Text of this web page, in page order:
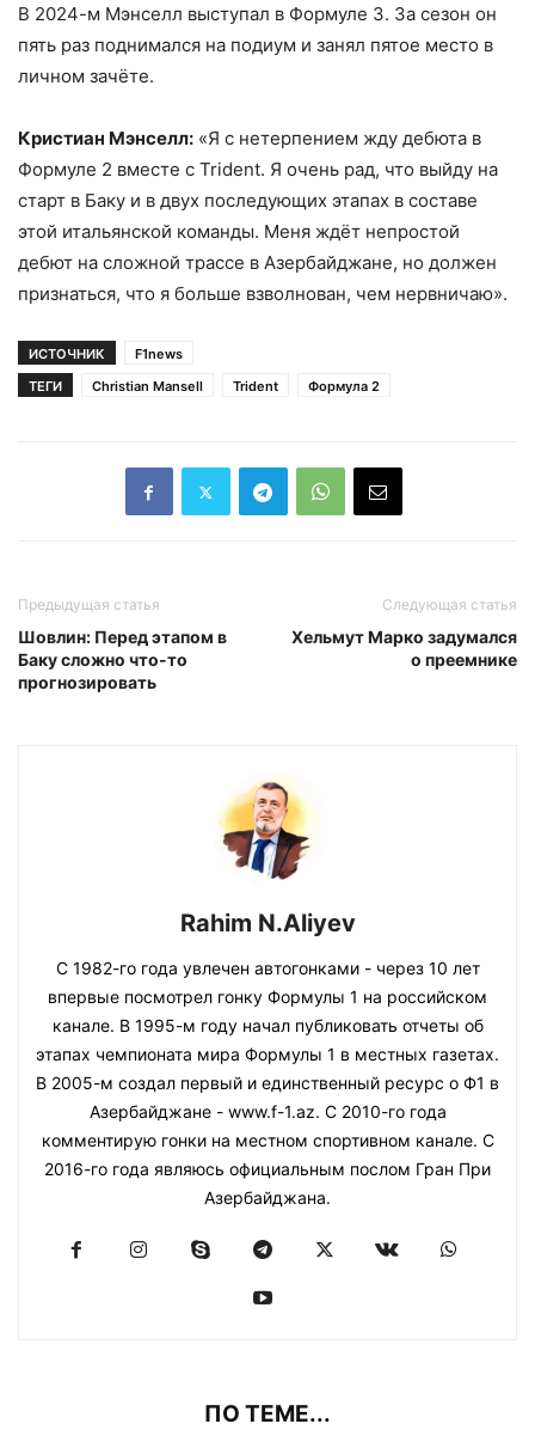
В 2024-м Мэнселл выступал в Формуле 3. За сезон он
пять раз поднимался на подиум и занял пятое место в
личном зачёте.
Кристиан Мэнселл: «Я с нетерпением жду дебюта в
Формуле 2 вместе с Trident. Я очень рад, что выйду на
старт в Баку и в двух последующих этапах в составе
этой итальянской команды. Меня ждёт непростой
дебют на сложной трассе в Азербайджане, но должен
признаться, что я больше взволнован, чем нервничаю».
ИСТОЧНИК
F1news
ТЕГИ
Christian Mansell Trident Формула 2
Предыдущая статья
Шовлин: Перед этапом в
Баку сложно что-то
прогнозировать
Следующая статья
Хельмут Марко задумался
о преемнике
Rahim N.Aliyev
С 1982-го года увлечен автогонками - через 10 лет
впервые посмотрел гонку Формулы 1 на российском
канале. В 1995-м году начал публиковать отчеты об
этапах чемпионата мира Формулы 1 в местных газетах.
В 2005-м создал первый и единственный ресурс о Ф1 в
Азербайджане - www.f-1.az. С 2010-го года
комментирую гонки на местном спортивном канале. С
2016-го года являюсь официальным послом Гран При
Азербайджана.
ПО ТЕМЕ...